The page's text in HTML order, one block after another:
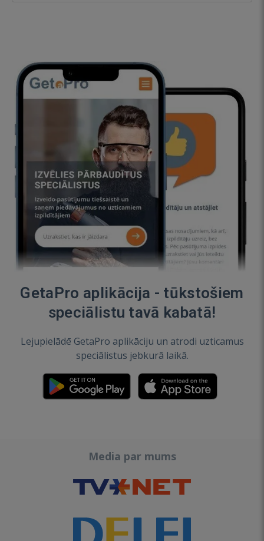
GetaPro aplikācija - tūkstošiem
speciālistu tavā kabatā!
Lejupielādē GetaPro aplikāciju un atrodi uzticamus
speciālistus jebkurā laikā.
Media par mums